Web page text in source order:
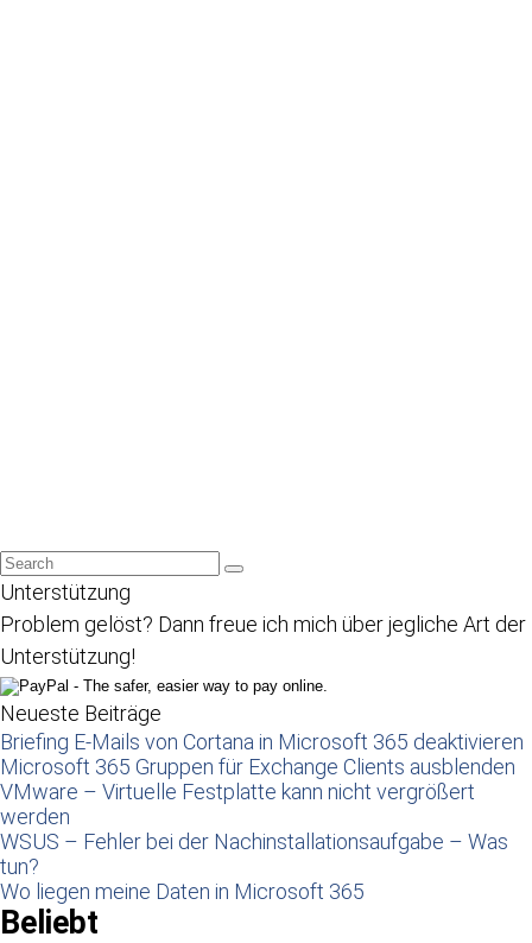
Unterstützung
Problem gelöst? Dann freue ich mich über jegliche Art der
Unterstützung!
Neueste Beiträge
Briefing E-Mails von Cortana in Microsoft 365 deaktivieren
Microsoft 365 Gruppen für Exchange Clients ausblenden
VMware – Virtuelle Festplatte kann nicht vergrößert
werden
WSUS – Fehler bei der Nachinstallationsaufgabe – Was
tun?
Wo liegen meine Daten in Microsoft 365
Beliebt